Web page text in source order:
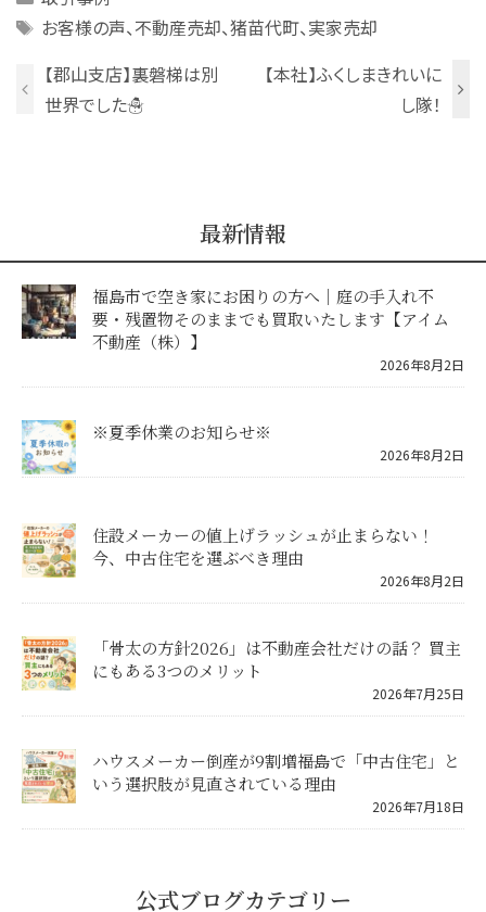
Tags
お客様の声、不動産売却、猪苗代町、実家売却
【郡山支店】裏磐梯は別
世界でした☃
【本社】ふくしまきれいに
し隊！
最新情報
福島市で空き家にお困りの方へ｜庭の手入れ不
要・残置物そのままでも買取いたします【アイム
不動産（株）】
2026年8月2日
※夏季休業のお知らせ※
2026年8月2日
住設メーカーの値上げラッシュが止まらない！
今、中古住宅を選ぶべき理由
2026年8月2日
「骨太の方針2026」は不動産会社だけの話？ 買主
にもある3つのメリット
2026年7月25日
ハウスメーカー倒産が9割増――福島で「中古住宅」と
いう選択肢が見直されている理由
2026年7月18日
公式ブログカテゴリー